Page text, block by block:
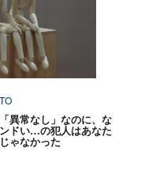
異常なし」なのに、な
ドい…の犯人はあなた
ゃなかった